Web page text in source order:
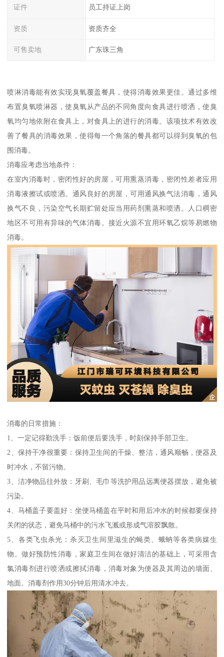
证件 员工持证上岗
资质 资质齐全
可售卖地 广东珠三角
喷淋消毒能有效实现臭氧覆盖餐具，使得消毒效果更佳。通过多维
布置臭氧喷淋器，使臭氧从产品的不同角度向食具进行喷洒，使臭
氧均匀地依附在食具上，对食具上的进行的消毒。该项技术有效改
善了餐具的消毒效果，使得每一个角落的餐具都可以得到臭氧的包
围消毒。
消毒应考虑当地条件：
在室内消毒时，密闭性好的房屋，可用熏蒸消毒，密闭性差者应用
消毒液擦试或喷洒。通风良好的房屋，可用通风换气法消毒，通风
换气不良，污染空气长期贮留处应当用药剂熏蒸和喷洒。人口稠密
地区不可用有异味的气体消毒。接近火源不宜用环氧乙烷等易燃物
消毒。
消毒的日常措施：
1、一定记得勤洗手：饭前便后要洗手，时刻保持手部卫生。
2、保持干净很重要：保持卫生间的干燥、整洁，通风顺畅，便器及
时冲水，不留污物。
3、洁净物品往外放：牙刷、毛巾等洗护用品远离便器摆放，避免被
污染。
4、马桶盖子要盖好：坐便马桶盖在平时和用后冲水的时候都要保持
关闭的状态，避免马桶中的污水飞溅或形成气溶胶飘散。
5、各类飞虫杀光：杀灭卫生间里滋生的蝇类、蛾蚋等各类病媒生
物。做好预防性消毒，家庭卫生间在做好清洁的基础上，可采用含
氯消毒剂进行喷洒或擦拭消毒，消毒对象为便器及其周边的墙面、
地面。消毒剂作用30分钟后用清水冲去。